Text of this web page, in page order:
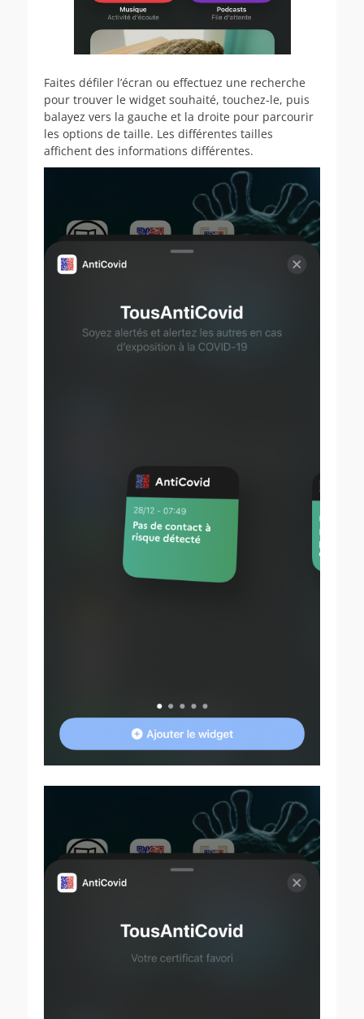
Faites défiler l’écran ou effectuez une recherche
pour trouver le widget souhaité, touchez-le, puis
balayez vers la gauche et la droite pour parcourir
les options de taille. Les différentes tailles
affichent des informations différentes.